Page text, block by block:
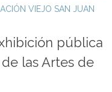
VIEJO SAN JUAN
pública
las Artes de